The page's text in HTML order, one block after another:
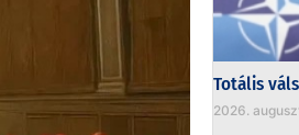
Totális
2026.